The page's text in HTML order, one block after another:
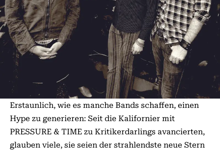
Erstaunlich, wie es manche Bands schaffen, einen
Hype zu generieren: Seit die Kalifornier mit
PRESSURE & TIME zu Kritikerdarlings avancierten,
glauben viele, sie seien der strahlendste neue Stern